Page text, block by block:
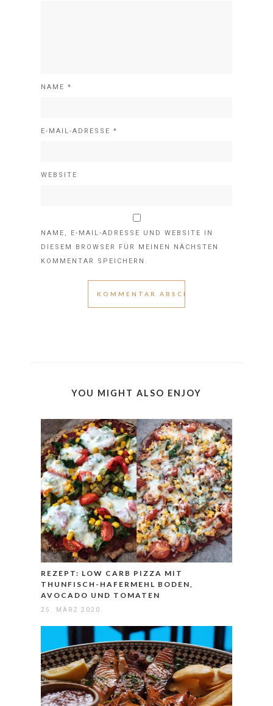
NAME *
E-MAIL-ADRESSE *
WEBSITE
NAME, E-MAIL-ADRESSE UND WEBSITE IN
DIESEM BROWSER FÜR MEINEN NÄCHSTEN
KOMMENTAR SPEICHERN.
YOU MIGHT ALSO ENJOY
REZEPT: LOW CARB PIZZA MIT
THUNFISCH-HAFERMEHL BODEN,
AVOCADO UND TOMATEN
25. MÄRZ 2020